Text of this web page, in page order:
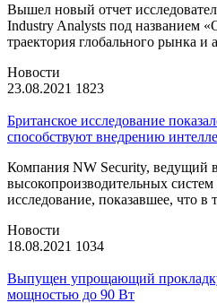
Вышел новый отчет
Industry Analysts под названием
траектория глобального рынка и
Новости
23.08.2021 1823
Британское исследование
способствуют внедрению
Компания NW Security, ведущий
высокопроизводительных систем
исследование, показавшее, что в
Новости
18.08.2021 1034
Выпущен упрощающий
мощностью до 90 Вт